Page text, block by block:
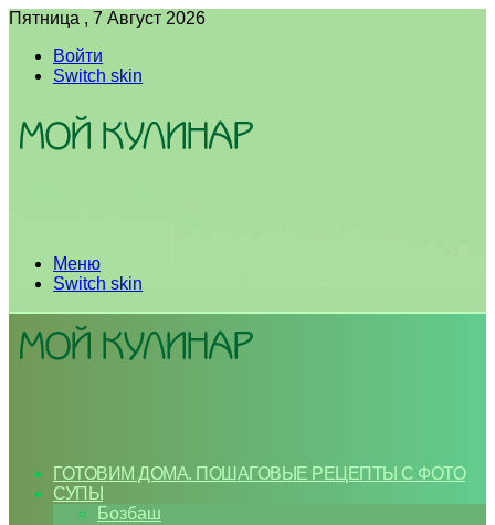
Пятница , 7 Август 2026
Войти
Switch skin
Меню
Switch skin
ГОТОВИМ ДОМА. ПОШАГОВЫЕ РЕЦЕПТЫ С ФОТО
СУПЫ
Бозбаш